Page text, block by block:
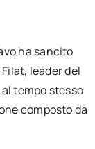
ha sancito
leader del
tempo stesso
composto da